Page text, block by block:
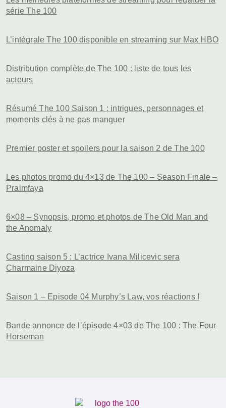
série The 100
L’intégrale The 100 disponible en streaming sur Max HBO
Distribution complète de The 100 : liste de tous les
acteurs
Résumé The 100 Saison 1 : intrigues, personnages et
moments clés à ne pas manquer
Premier poster et spoilers pour la saison 2 de The 100
Les photos promo du 4×13 de The 100 – Season Finale –
Praimfaya
6×08 – Synopsis, promo et photos de The Old Man and
the Anomaly
Casting saison 5 : L’actrice Ivana Milicevic sera
Charmaine Diyoza
Saison 1 – Episode 04 Murphy’s Law, vos réactions !
Bande annonce de l’épisode 4×03 de The 100 : The Four
Horseman